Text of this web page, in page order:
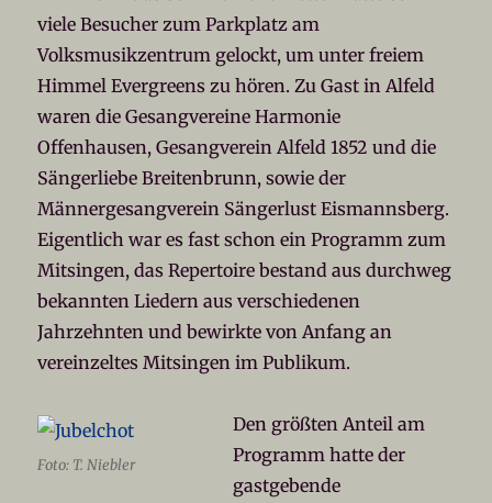
viele Besucher zum Parkplatz am
Volksmusikzentrum gelockt, um unter freiem
Himmel Evergreens zu hören. Zu Gast in Alfeld
waren die Gesangvereine Harmonie
Offenhausen, Gesangverein Alfeld 1852 und die
Sängerliebe Breitenbrunn, sowie der
Männergesangverein Sängerlust Eismannsberg.
Eigentlich war es fast schon ein Programm zum
Mitsingen, das Repertoire bestand aus durchweg
bekannten Liedern aus verschiedenen
Jahrzehnten und bewirkte von Anfang an
vereinzeltes Mitsingen im Publikum.
Foto: T. Niebler
Den größten Anteil am
Programm hatte der
gastgebende